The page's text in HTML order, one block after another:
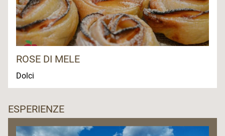
ROSE DI MELE
Dolci
ESPERIENZE